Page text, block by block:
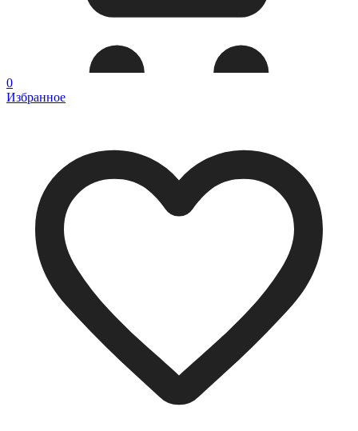
0
Избранное